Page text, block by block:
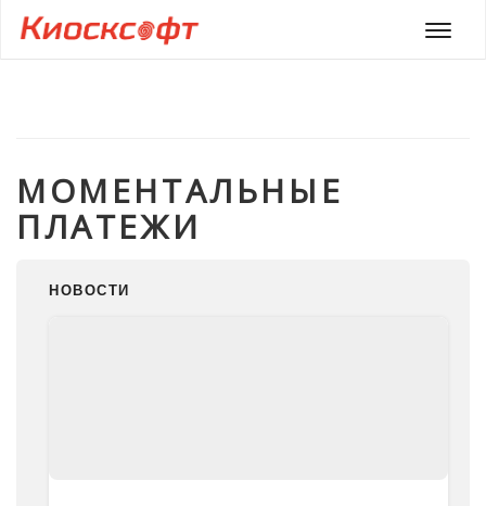
Меню
МОМЕНТАЛЬНЫЕ
ПЛАТЕЖИ
НОВОСТИ